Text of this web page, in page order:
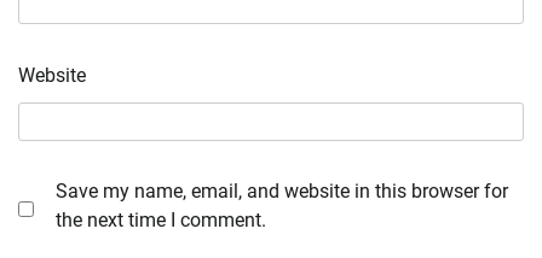
Website
Save my name, email, and website in this browser for
the next time I comment.